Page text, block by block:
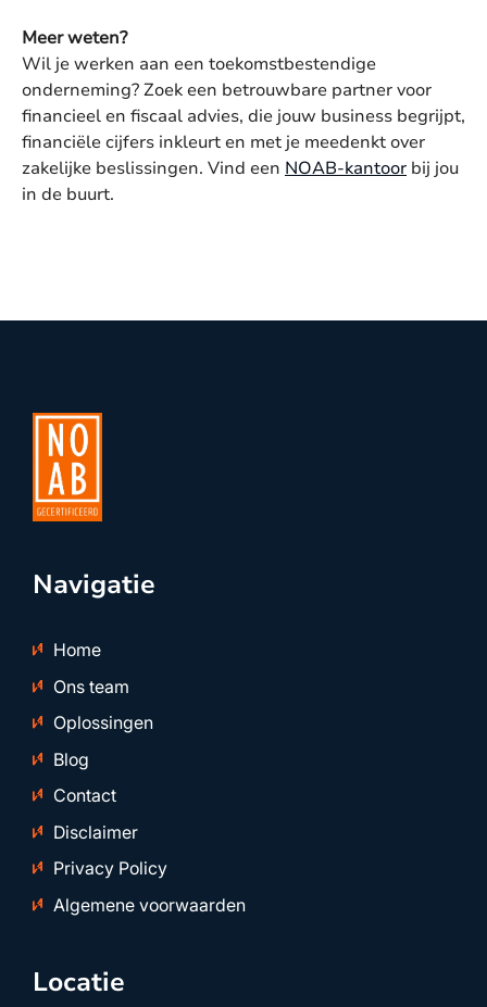
Meer weten?
Wil je werken aan een toekomstbestendige
onderneming? Zoek een betrouwbare partner voor
financieel en fiscaal advies, die jouw business begrijpt,
financiële cijfers inkleurt en met je meedenkt over
zakelijke beslissingen. Vind een NOAB-kantoor bij jou
in de buurt.
Navigatie
Home
Ons team
Oplossingen
Blog
Contact
Disclaimer
Privacy Policy
Algemene voorwaarden
Locatie